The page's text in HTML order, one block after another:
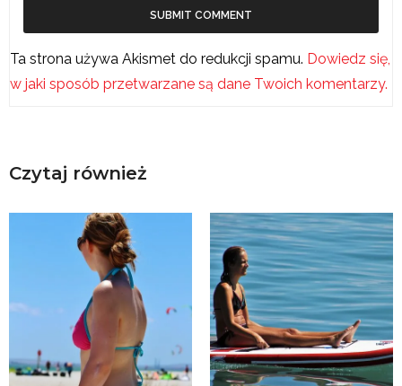
Ta strona używa Akismet do redukcji spamu. Dowiedz się,
w jaki sposób przetwarzane są dane Twoich komentarzy.
Czytaj również